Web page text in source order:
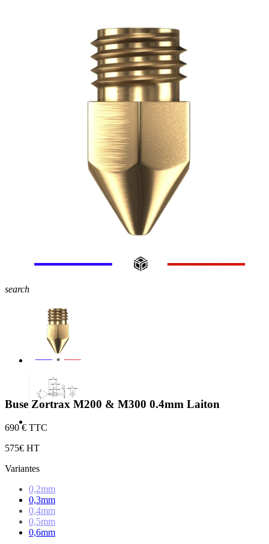
search
Buse Zortrax M200 & M300 0.4mm Laiton
690 € TTC
575€ HT
Variantes
0,2mm
0,3mm
0,4mm
0,5mm
0,6mm